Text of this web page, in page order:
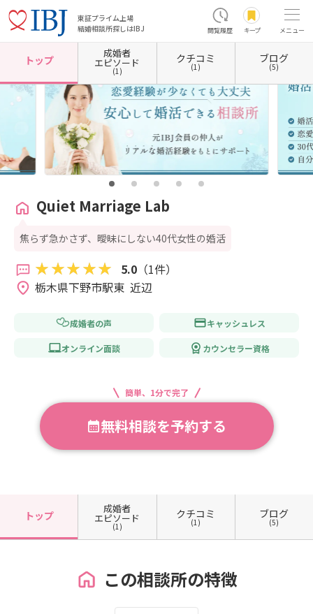
東証プライム上場
結婚相談所探しはIBJ
閲覧履歴 キープ メニュー
ホーム 栃木県の結婚相談所 栃木県下野市 Quiet Marriage Lab
トップ
成婚者
エピソード
(1)
クチコミ
(1)
ブログ
(5)
Quiet Marriage Lab
焦らず急かさず、曖昧にしない40代女性の婚活
5.0（1件）
栃木県下野市駅東  近辺
成婚者の声 キャッシュレス
オンライン面談 カウンセラー資格
簡単、1分で完了
無料相談を予約する
トップ
成婚者
エピソード
(1)
クチコミ
(1)
ブログ
(5)
この相談所の特徴